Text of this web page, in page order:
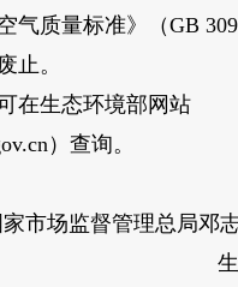
气质量标准》（GB
止。
生态环境部网站
）查询。
场监督管理总局邓
生